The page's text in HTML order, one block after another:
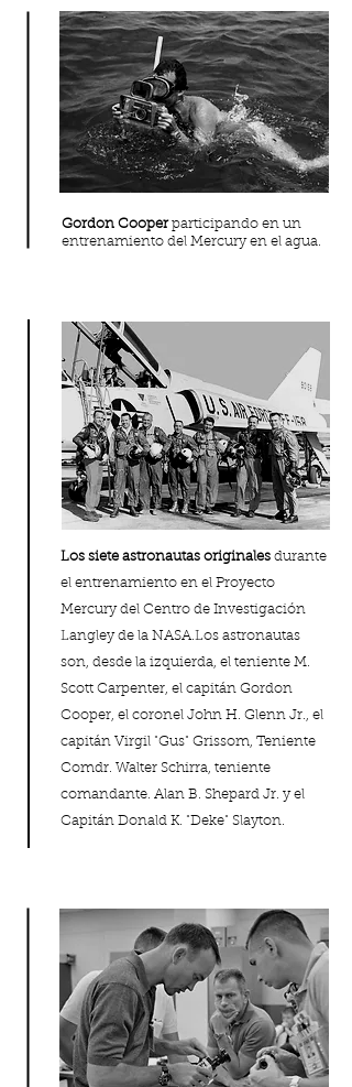
Gordon Cooperparticipando en un
entrenamiento del Mercury en el agua.
Los siete astronautas originales durante
el entrenamiento en el Proyecto
Mercury del Centro de Investigación
Langley de la NASA.Los astronautas
son, desde la izquierda, el teniente M.
Scott Carpenter, el capitán Gordon
Cooper, el coronel John H. Glenn Jr., el
capitán Virgil "Gus" Grissom, Teniente
Comdr. Walter Schirra, teniente
comandante. Alan B. Shepard Jr. y el
Capitán Donald K. "Deke" Slayton.